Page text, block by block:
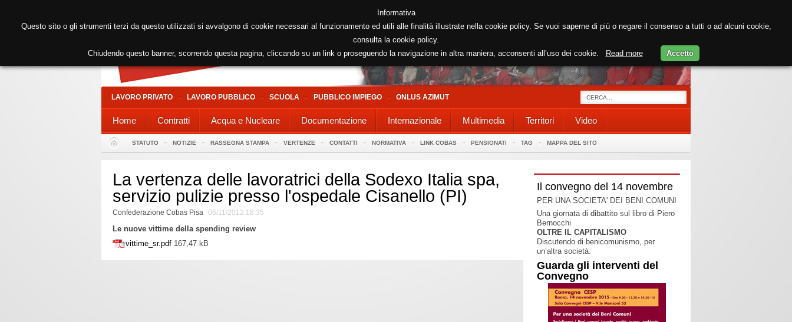
LAVORO PRIVATO LAVORO PUBBLICO SCUOLA PUBBLICO IMPIEGO ONLUS AZIMUT
Home Contratti Acqua e Nucleare Documentazione Internazionale Multimedia Territori Video
STATUTO NOTIZIE RASSEGNA STAMPA VERTENZE CONTATTI NORMATIVA LINK COBAS PENSIONATI TAG MAPPA DEL SITO
La vertenza delle lavoratrici della Sodexo Italia spa,
servizio pulizie presso l'ospedale Cisanello (PI)
Confederazione Cobas Pisa 06/11/2012 18:35
Le nuove vittime della spending review
vittime_sr.pdf 167,47 kB
Il convegno del 14 novembre
PER UNA SOCIETA' DEI BENI COMUNI
Una giornata di dibattito sul libro di Piero
Bernocchi
OLTRE IL CAPITALISMO
Discutendo di benicomunismo, per
un’altra società.
Guarda gli interventi del
Convegno
Informativa
Questo sito o gli strumenti terzi da questo utilizzati si avvalgono di cookie necessari al funzionamento ed utili alle finalità illustrate nella cookie policy. Se vuoi saperne di più o negare il consenso a tutti o ad alcuni cookie,
consulta la cookie policy.
Chiudendo questo banner, scorrendo questa pagina, cliccando su un link o proseguendo la navigazione in altra maniera, acconsenti all’uso dei cookie.
Read more Accetto